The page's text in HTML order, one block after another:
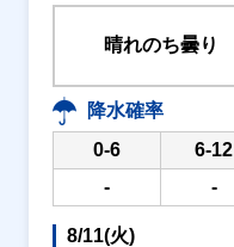
晴れのち曇り
降水確率
0-6
6-12
-
-
8/11(火)